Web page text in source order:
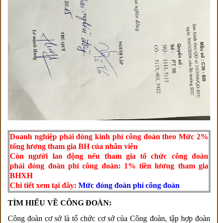
Doanh nghiệp phải đóng kinh phí công đoàn theo Mức 2%
tổng lương tham gia BH của nhân viên
Còn người lao động nếu tham gia tổ chức công đoàn
phải đóng đoàn phí công đoàn: 1% tiền lương tham gia
BHXH
Chi tiết xem tại đây: Mức đóng đoàn phí công đoàn
TÌM HIỂU VỀ CÔNG ĐOÀN:
Công đoàn cơ sở là tổ chức cơ sở của Công đoàn, tập hợp đoàn